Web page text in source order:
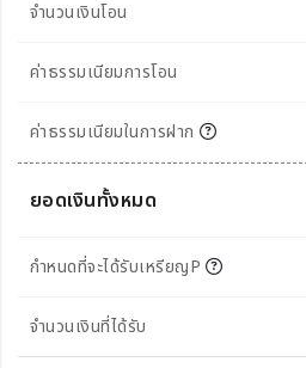
จำนวนเงินโอน
ค่าธรรมเนียมการโอน
ค่าธรรมเนียมในการฝาก
ยอดเงินทั้งหมด
กำหนดที่จะได้รับเหรียญP
จำนวนเงินที่ได้รับ